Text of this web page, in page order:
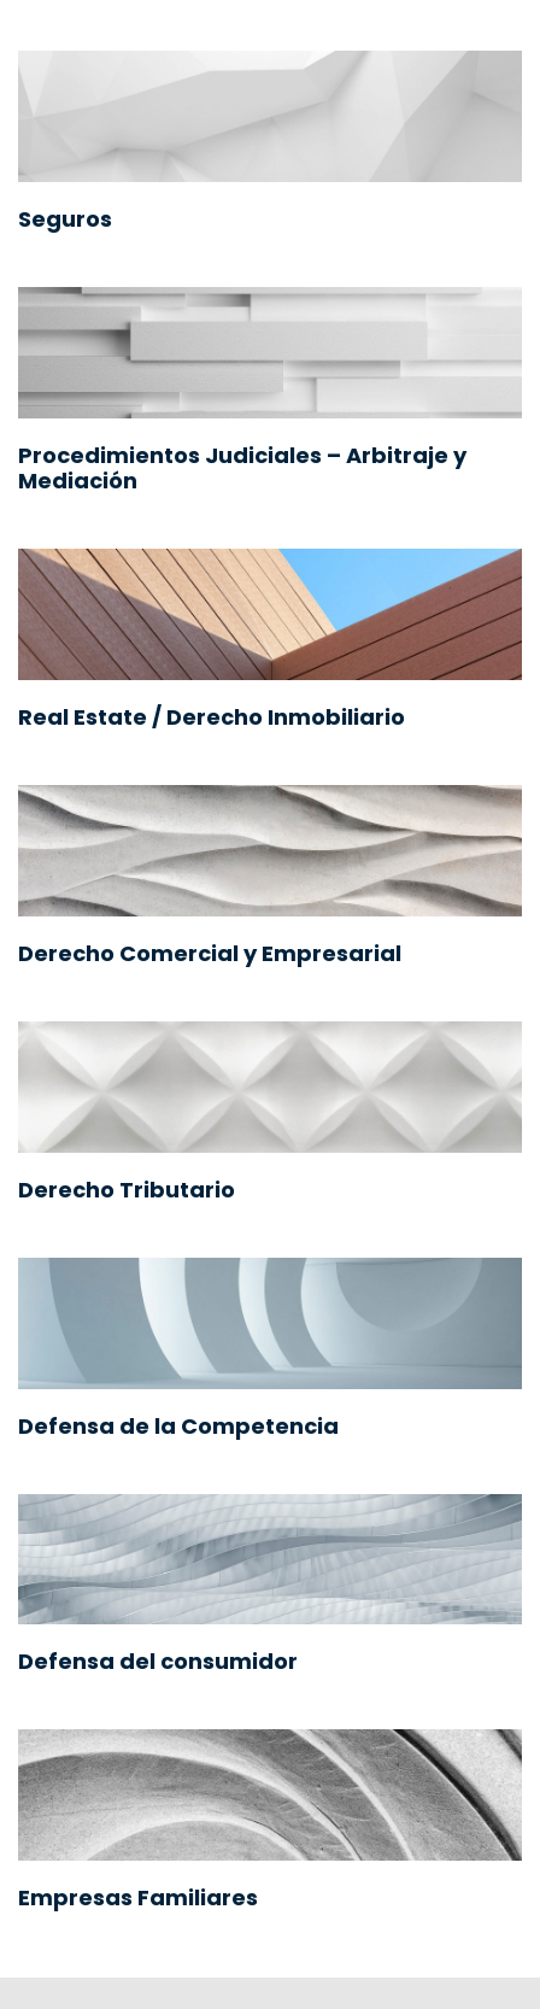
Seguros
Procedimientos Judiciales – Arbitraje y
Mediación
Real Estate / Derecho Inmobiliario
Derecho Comercial y Empresarial
Derecho Tributario
Defensa de la Competencia
Defensa del consumidor
Empresas Familiares